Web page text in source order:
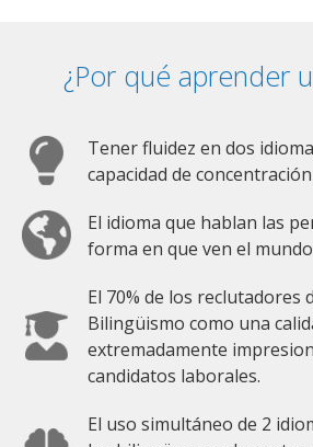
¿Por qué aprender
Tener fluidez en dos
capacidad de
El idioma que hablan las
forma en que ven el mundo
El 70% de los reclutadores
Bilingüismo como una
extremadamente
candidatos laborales.
El uso simultáneo de 2